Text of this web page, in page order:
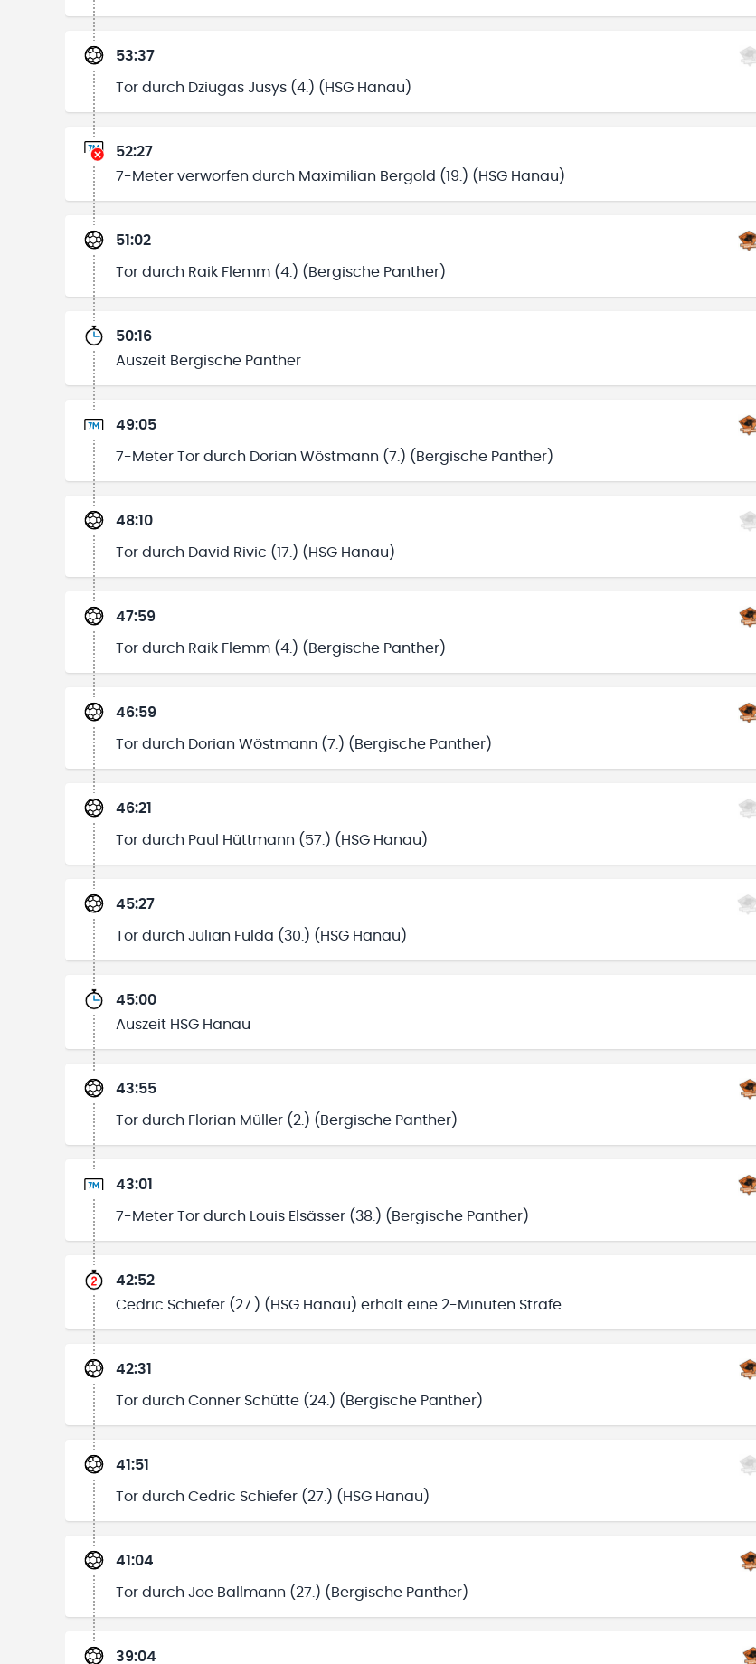
53:37
Tor durch Dziugas Jusys (4.) (HSG Hanau)
52:27
7-Meter verworfen durch Maximilian Bergold (19.) (HSG Hanau)
51:02
Tor durch Raik Flemm (4.) (Bergische Panther)
50:16
Auszeit Bergische Panther
49:05
7-Meter Tor durch Dorian Wöstmann (7.) (Bergische Panther)
48:10
Tor durch David Rivic (17.) (HSG Hanau)
47:59
Tor durch Raik Flemm (4.) (Bergische Panther)
46:59
Tor durch Dorian Wöstmann (7.) (Bergische Panther)
46:21
Tor durch Paul Hüttmann (57.) (HSG Hanau)
45:27
Tor durch Julian Fulda (30.) (HSG Hanau)
45:00
Auszeit HSG Hanau
43:55
Tor durch Florian Müller (2.) (Bergische Panther)
43:01
7-Meter Tor durch Louis Elsässer (38.) (Bergische Panther)
42:52
Cedric Schiefer (27.) (HSG Hanau) erhält eine 2-Minuten Strafe
42:31
Tor durch Conner Schütte (24.) (Bergische Panther)
41:51
Tor durch Cedric Schiefer (27.) (HSG Hanau)
41:04
Tor durch Joe Ballmann (27.) (Bergische Panther)
39:04